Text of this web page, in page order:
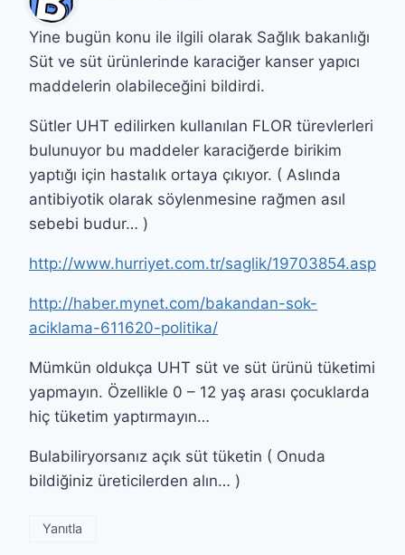
Yine bugün konu ile ilgili olarak Sağlık bakanlığı
Süt ve süt ürünlerinde karaciğer kanser yapıcı
maddelerin olabileceğini bildirdi.
Sütler UHT edilirken kullanılan FLOR türevlerleri
bulunuyor bu maddeler karaciğerde birikim
yaptığı için hastalık ortaya çıkıyor. ( Aslında
antibiyotik olarak söylenmesine rağmen asıl
sebebi budur… )
http://www.hurriyet.com.tr/saglik/19703854.asp
http://haber.mynet.com/bakandan-sok-
aciklama-611620-politika/
Mümkün oldukça UHT süt ve süt ürünü tüketimi
yapmayın. Özellikle 0 – 12 yaş arası çocuklarda
hiç tüketim yaptırmayın…
Bulabiliryorsanız açık süt tüketin ( Onuda
bildiğiniz üreticilerden alın… )
Yanıtla